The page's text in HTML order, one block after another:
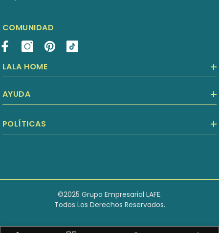
COMUNIDAD
LALA HOME
AYUDA
POLÍTICAS
©2025 Grupo Empresarial LAFE.
Todos Los Derechos Reservados.